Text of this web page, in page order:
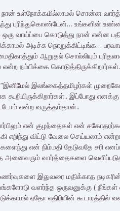
உள்நோக்கமில்லாமல் சொன்ன
புரிந்துகொண்டேன்… உங்களின்
ஒரு வாய்ப்பை கொடுத்து நான் என்ன
அடிச்சு நொறுக்கிட்டிங்க…
ஆறுதல் சொல்லியும்
நம்பிக்கை
இலங்கைத்தமிழர்கள்
கூறியிருக்கிறார்கள்.. இப்போது
என்ற வருத்தம்தான்..
என் குழந்தைகள் என்
எறிந்து விட்டு வேலை செய்யலாம்
என் நிம்மதி தேடுவதே சரி
அனைவரும் வார்த்தைகளை
இதுவரை மதிக்காத நடிகரின்
வளர்ந்த ஒருவனுக்கு (
ஏதோ எதிரியின்